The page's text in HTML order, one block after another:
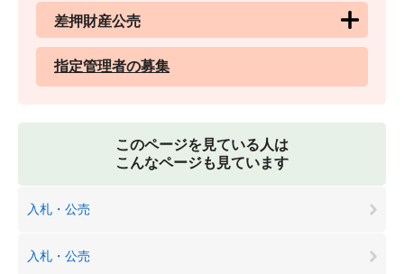
差押財産公売
指定管理者の募集
このページを見ている人は
こんなページも見ています
入札・公売
入札・公売